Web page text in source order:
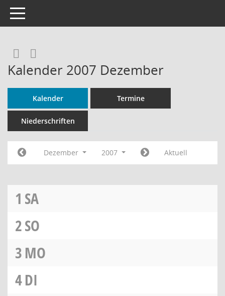
Toggle navigation
Rechercheauswahl
Kalender 2007 Dezember
Kalender Termine
Niederschriften
Dezember 2007 Aktuell
1 SA
2SO
3MO
4DI